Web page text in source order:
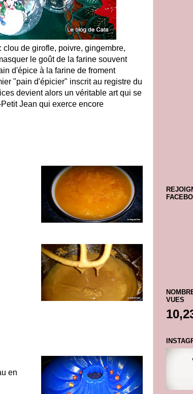
clou de girofle, poivre, gingembre,
le goût de la farine souvent
d'épice à la farine de froment
"pain d'épicier" inscrit au registre du
devient alors un véritable art qui se
Jean qui exerce encore
en
VUES